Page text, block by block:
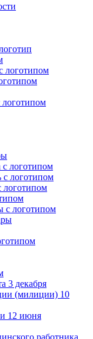
логотипом
логотипом
логотипом
логотипом
с логотипом
3 декабря
(милиции) 10
12 июня
работника